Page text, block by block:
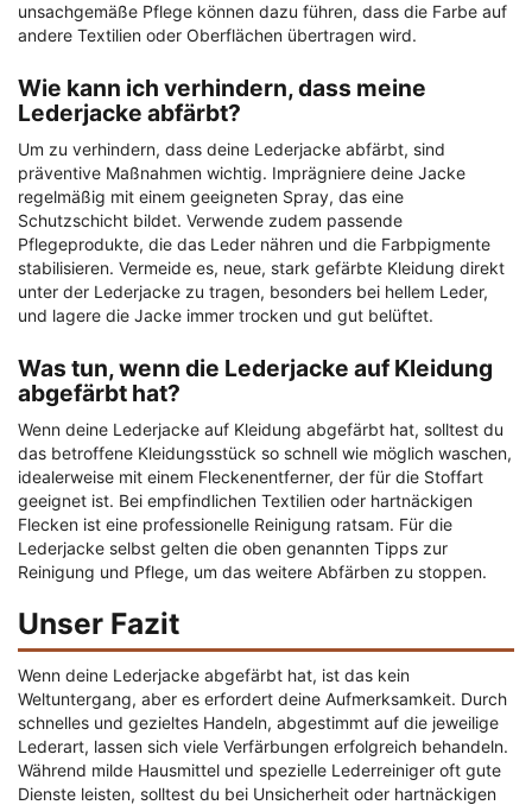
unsachgemäße Pflege können dazu führen, dass die Farbe auf
andere Textilien oder Oberflächen übertragen wird.
Wie kann ich verhindern, dass meine
Lederjacke abfärbt?
Um zu verhindern, dass deine Lederjacke abfärbt, sind
präventive Maßnahmen wichtig. Imprägniere deine Jacke
regelmäßig mit einem geeigneten Spray, das eine
Schutzschicht bildet. Verwende zudem passende
Pflegeprodukte, die das Leder nähren und die Farbpigmente
stabilisieren. Vermeide es, neue, stark gefärbte Kleidung direkt
unter der Lederjacke zu tragen, besonders bei hellem Leder,
und lagere die Jacke immer trocken und gut belüftet.
Was tun, wenn die Lederjacke auf Kleidung
abgefärbt hat?
Wenn deine Lederjacke auf Kleidung abgefärbt hat, solltest du
das betroffene Kleidungsstück so schnell wie möglich waschen,
idealerweise mit einem Fleckenentferner, der für die Stoffart
geeignet ist. Bei empfindlichen Textilien oder hartnäckigen
Flecken ist eine professionelle Reinigung ratsam. Für die
Lederjacke selbst gelten die oben genannten Tipps zur
Reinigung und Pflege, um das weitere Abfärben zu stoppen.
Unser Fazit
Wenn deine Lederjacke abgefärbt hat, ist das kein
Weltuntergang, aber es erfordert deine Aufmerksamkeit. Durch
schnelles und gezieltes Handeln, abgestimmt auf die jeweilige
Lederart, lassen sich viele Verfärbungen erfolgreich behandeln.
Während milde Hausmittel und spezielle Lederreiniger oft gute
Dienste leisten, solltest du bei Unsicherheit oder hartnäckigen